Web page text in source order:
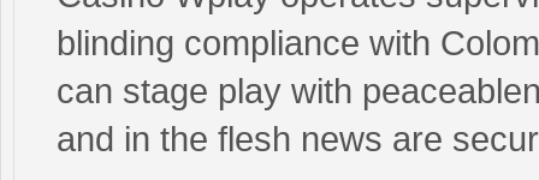
blinding compliance with
can stage play with
and in the flesh news are